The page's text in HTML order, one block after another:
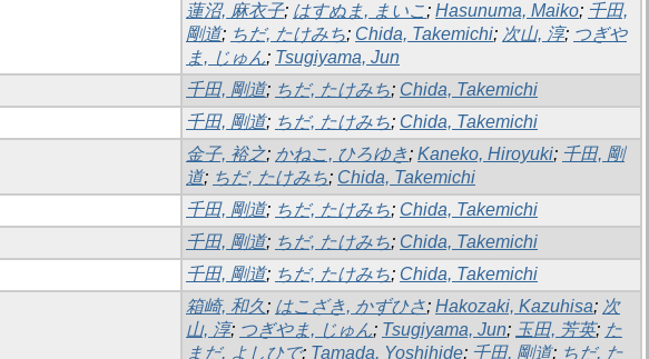
蓮沼, 麻衣子; はすぬま, まいこ; Hasunuma, Maiko; 千田,
剛道; ちだ, たけみち; Chida, Takemichi; 次山, 淳; つぎや
ま, じゅん; Tsugiyama, Jun
千田, 剛道; ちだ, たけみち; Chida, Takemichi
千田, 剛道; ちだ, たけみち; Chida, Takemichi
金子, 裕之; かねこ, ひろゆき; Kaneko, Hiroyuki; 千田, 剛
道; ちだ, たけみち; Chida, Takemichi
千田, 剛道; ちだ, たけみち; Chida, Takemichi
千田, 剛道; ちだ, たけみち; Chida, Takemichi
千田, 剛道; ちだ, たけみち; Chida, Takemichi
箱崎, 和久; はこざき, かずひさ; Hakozaki, Kazuhisa; 次
山, 淳; つぎやま, じゅん; Tsugiyama, Jun; 玉田, 芳英; た
まだ, よしひで; Tamada, Yoshihide; 千田, 剛道; ちだ, た